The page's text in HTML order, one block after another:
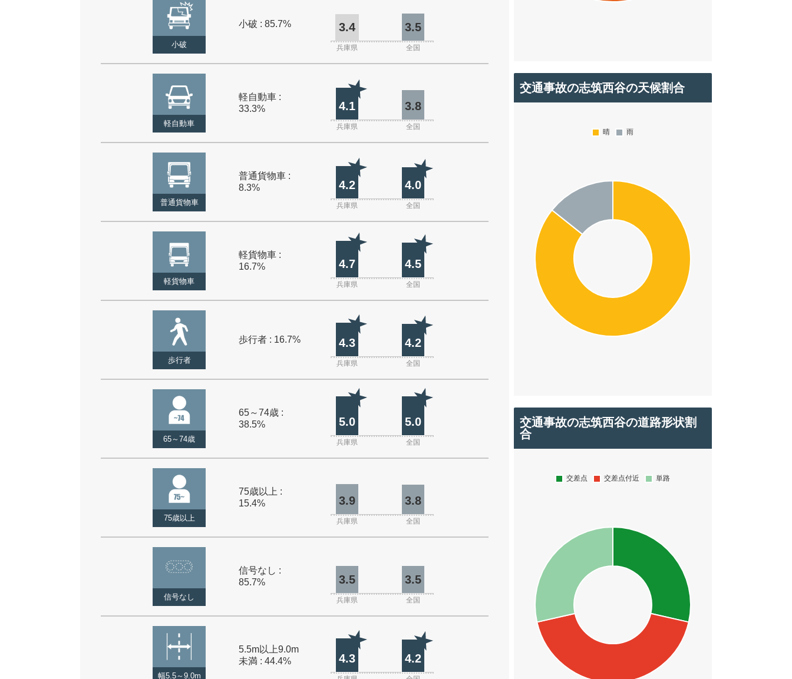
小破
小破 : 85.7% 3.4 3.5
兵庫県 全国
軽自動車
軽自動車 :
33.3%
4.1 3.8
兵庫県 全国
普通貨物車
普通貨物車 :
8.3%
4.2 4.0
兵庫県 全国
軽貨物車
軽貨物車 :
16.7%
4.7 4.5
兵庫県 全国
歩行者
歩行者 : 16.7% 4.3 4.2
兵庫県 全国
65～74歳
65～74歳 :
38.5%
5.0 5.0
兵庫県 全国
75歳以上
75歳以上 :
15.4%
3.9 3.8
兵庫県 全国
信号なし
信号なし :
85.7%
3.5 3.5
兵庫県 全国
幅5.5～9.0m
5.5m以上9.0m
未満 : 44.4%
4.3 4.2
交通事故の志筑西谷の天候割合
交通事故の志筑西谷の道路形状割
合